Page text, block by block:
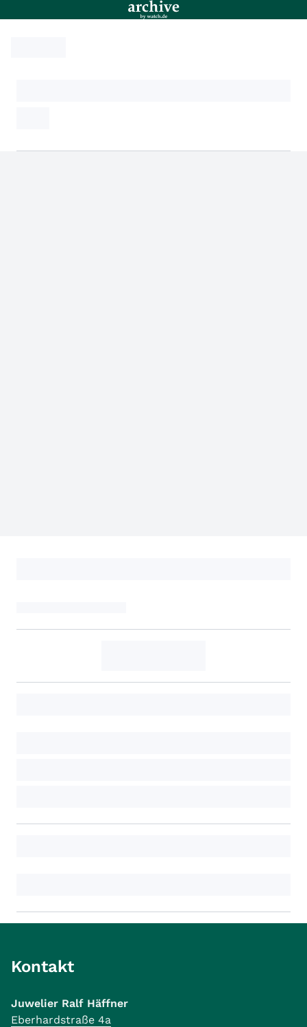
Kontakt
Juwelier Ralf Häffner
Eberhardstraße 4a